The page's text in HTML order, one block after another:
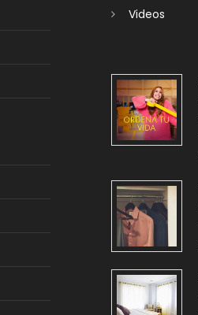
Videos